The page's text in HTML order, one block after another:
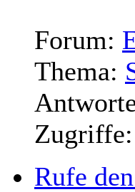
Forum:
Thema:
Zugriffe:
Rufe